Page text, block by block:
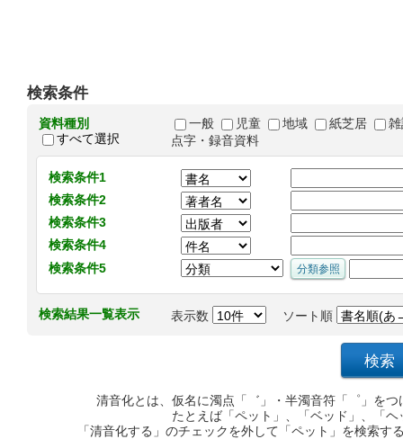
検索条件
資料種別
すべて選択
一般 児童 地域 紙芝居
点字・録音資料
検索条件1
検索条件2
検索条件3
検索条件4
検索条件5
検索結果一覧表示 表示数 ソート順
清音化とは、仮名に濁点「゛」・半濁音符「゜」を
たとえば「ペット」、「ベッド」、「
「清音化する」のチェックを外して「ペット」を検索